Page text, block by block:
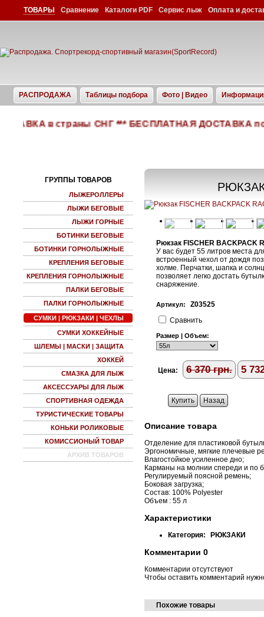
ТОВАРЫ Сравнение Каталоги PDF Сервис лыж Оплата и
РАСПРОДАЖА Таблицы подбора Фото | Видео
в страны СНГ *** БЕСПЛАТНАЯ ДОСТАВКА по
ГРУППЫ ТОВАРОВ
ЛЫЖЕРОЛЛЕРЫ
ЛЫЖИ БЕГОВЫЕ
ЛЫЖИ ГОРНЫЕ
БОТИНКИ БЕГОВЫЕ
БОТИНКИ ГОРНОЛЫЖНЫЕ
КРЕПЛЕНИЯ БЕГОВЫЕ
КРЕПЛЕНИЯ ГОРНОЛЫЖНЫЕ
ПАЛКИ БЕГОВЫЕ
ПАЛКИ ГОРНОЛЫЖНЫЕ
СУМКИ | РЮКЗАКИ | ЧЕХЛЫ
СУМКИ ХОККЕЙНЫЕ
ШЛЕМЫ | МАСКИ | ЗАЩИТА
ХОККЕЙ
СМАЗКА ДЛЯ ЛЫЖ
АКСЕССУАРЫ ДЛЯ ЛЫЖ
СПОРТИВНАЯ ОДЕЖДА
ТУРИСТИЧЕСКИЕ ТОВАРЫ
КОНЬКИ РОЛИКОВЫЕ
КОМИССИОНЫЙ ТОВАР
АРХИВ ТОВАРОВ
РЮКЗАК
Рюкзак FISCHER BACKPACK
У вас будет 55 литров места
встроенный чехол от дождя
холме. Перчатки, шапка и
позволяет легко достать
снаряжение.
Артикул:
Z03525
Cравнить
Размер | Объем:
Цена: 6 370грн. 5
Купить Назад
Описание товара
Отделение для пластиковой
Эргономичные, мягкие плечевые
Влагостойкое усиленное дно;
Карманы на молнии спереди и по
Регулируемый поясной ремень;
Боковая загрузка;
Состав: 100% Polyester
Объем : 55 л
Характеристики
Категория: РЮКЗАКИ
Комментарии 0
Комментарии отсутствуют
Чтобы оставить комментарий
Похожие товары